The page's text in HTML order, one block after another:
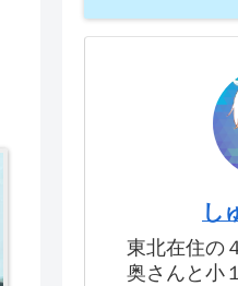
し
東北在住の
奥さんと小